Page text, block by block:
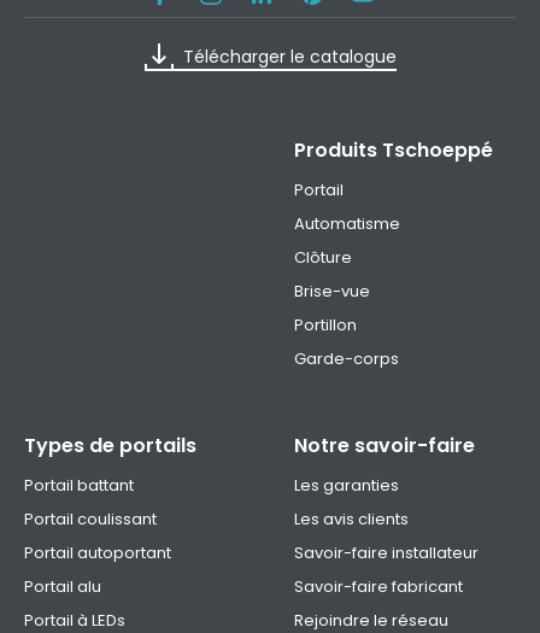
Télécharger le catalogue
Produits Tschoeppé
Portail
Automatisme
Clôture
Brise-vue
Portillon
Garde-corps
Types de portails
Portail battant
Portail coulissant
Portail autoportant
Portail alu
Portail à LEDs
Notre savoir-faire
Les garanties
Les avis clients
Savoir-faire installateur
Savoir-faire fabricant
Rejoindre le réseau